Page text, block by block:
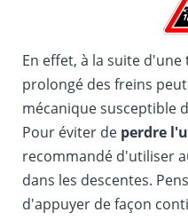
En effet, à la suite
prolongé des freins
mécanique susceptible
Pour éviter de perdre
recommandé d'utiliser
dans les descentes.
d'appuyer de façon